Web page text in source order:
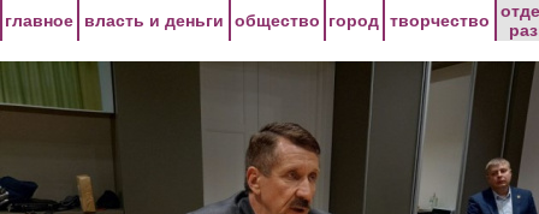
главное власть и деньги общество город творчество